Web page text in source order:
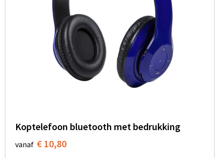
Koptelefoon bluetooth met bedrukking
vanaf € 10,80